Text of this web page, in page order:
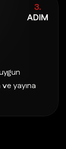
3.
ADIM
yayına